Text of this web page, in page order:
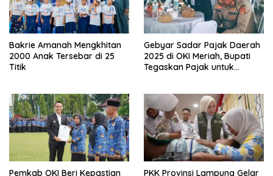
Bakrie Amanah Mengkhitan
2000 Anak Tersebar di 25
Titik
Gebyar Sadar Pajak Daerah
2025 di OKI Meriah, Bupati
Tegaskan Pajak untuk
Pemkab OKI Beri Kepastian PKK Provinsi Lampung Gelar